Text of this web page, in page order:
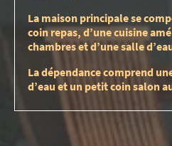
La maison principale se
coin repas, d’une cuisine
chambres et d’une salle
La dépendance comprend
d’eau et un petit coin salon